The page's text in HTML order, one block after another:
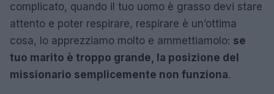
complicato, quando il tuo uomo è grasso devi stare
attento e poter respirare, respirare è un’ottima
cosa, lo apprezziamo molto e ammettiamolo: se
tuo marito è troppo grande, la posizione del
missionario semplicemente non funziona.